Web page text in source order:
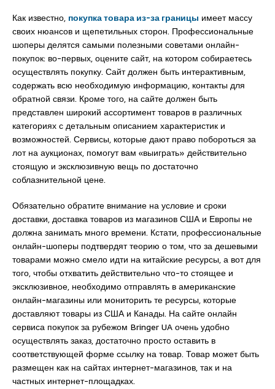
Как известно, покупка товара из-за границы имеет массу
своих нюансов и щепетильных сторон. Профессиональные
шоперы делятся самыми полезными советами онлайн-
покупок: во-первых, оцените сайт, на котором собираетесь
осуществлять покупку. Сайт должен быть интерактивным,
содержать всю необходимую информацию, контакты для
обратной связи. Кроме того, на сайте должен быть
представлен широкий ассортимент товаров в различных
категориях с детальным описанием характеристик и
возможностей. Сервисы, которые дают право побороться за
лот на аукционах, помогут вам «выиграть» действительно
стоящую и эксклюзивную вещь по достаточно
соблазнительной цене.
Обязательно обратите внимание на условие и сроки
доставки, доставка товаров из магазинов США и Европы не
должна занимать много времени. Кстати, профессиональные
онлайн-шоперы подтвердят теорию о том, что за дешевыми
товарами можно смело идти на китайские ресурсы, а вот для
того, чтобы отхватить действительно что-то стоящее и
эксклюзивное, необходимо отправлять в американские
онлайн-магазины или мониторить те ресурсы, которые
доставляют товары из США и Канады. На сайте онлайн
сервиса покупок за рубежом Bringer UA очень удобно
осуществлять заказ, достаточно просто оставить в
соответствующей форме ссылку на товар. Товар может быть
размещен как на сайтах интернет-магазинов, так и на
частных интернет-площадках.